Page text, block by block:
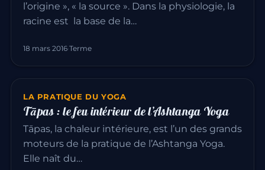
l’origine », « la source ». Dans la physiologie, la
racine est la base de la…
18 mars 2016·Terme
LA PRATIQUE DU YOGA
Tāpas : le feu intérieur de l’Ashtanga Yoga
Tāpas, la chaleur intérieure, est l’un des grands
moteurs de la pratique de l’Ashtanga Yoga.
Elle naît du…